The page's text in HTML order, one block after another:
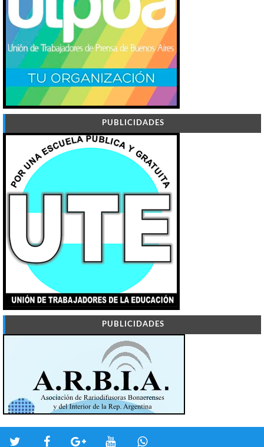
PUBLICIDADES
PUBLICIDADES